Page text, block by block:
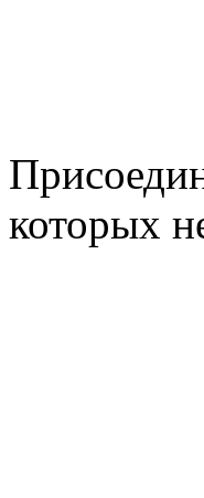
которых